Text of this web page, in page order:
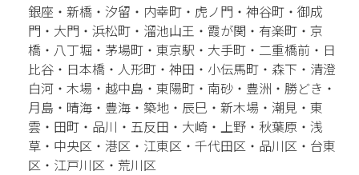
銀座・新橋・汐留・内幸町・虎ノ門・神谷町・御成
門・大門・浜松町・溜池山王・霞が関・有楽町・京
橋・八丁堀・茅場町・東京駅・大手町・二重橋前・日
比谷・日本橋・人形町・神田・小伝馬町・森下・清澄
白河・木場・越中島・東陽町・南砂・豊洲・勝どき・
月島・晴海・豊海・築地・辰巳・新木場・潮見・東
雲・田町・品川・五反田・大崎・上野・秋葉原・浅
草・中央区・港区・江東区・千代田区・品川区・台東
区・江戸川区・荒川区